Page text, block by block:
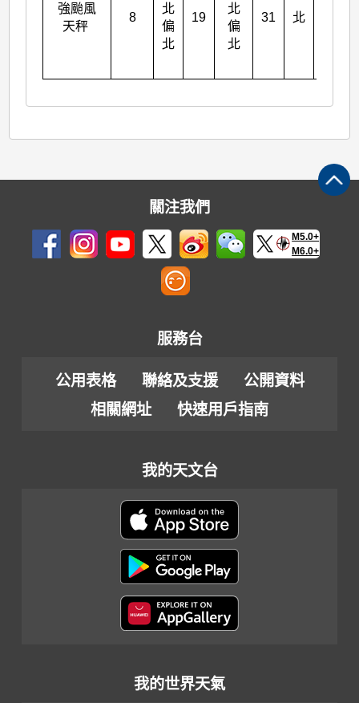
強颱風
天秤
8
北
偏
北
19
北
偏
北
31 北
關注我們
M5.0+
M6.0+
服務台
公用表格 聯絡及支援
公開資料
相關網址
快速用戶指南
我的天文台
我的世界天氣